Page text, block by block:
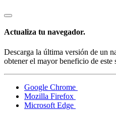
Actualiza tu navegador.
Descarga la última versión de un
obtener el mayor beneficio de este
Google Chrome
Mozilla Firefox
Microsoft Edge